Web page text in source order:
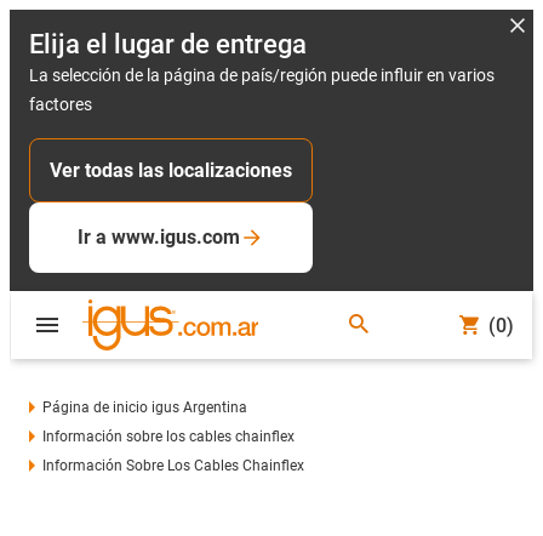
Elija el lugar de entrega
La selección de la página de país/región puede influir en varios
factores
Ver todas las localizaciones
Ir a www.igus.com
(0)
Página de inicio igus Argentina
Información sobre los cables chainflex
Información Sobre Los Cables Chainflex